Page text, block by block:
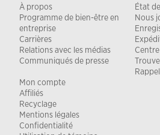
À propos
Programme de bien-être en
entreprise
Carrières
Relations avec les médias
Communiqués de presse
État
Nous
Mon compte
Affiliés
Recyclage
Mentions légales
Confidentialité